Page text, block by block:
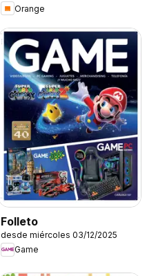
Orange
Folleto
desde miércoles 03/12/2025
Game